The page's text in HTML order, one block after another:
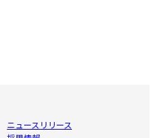
ニュースリリース